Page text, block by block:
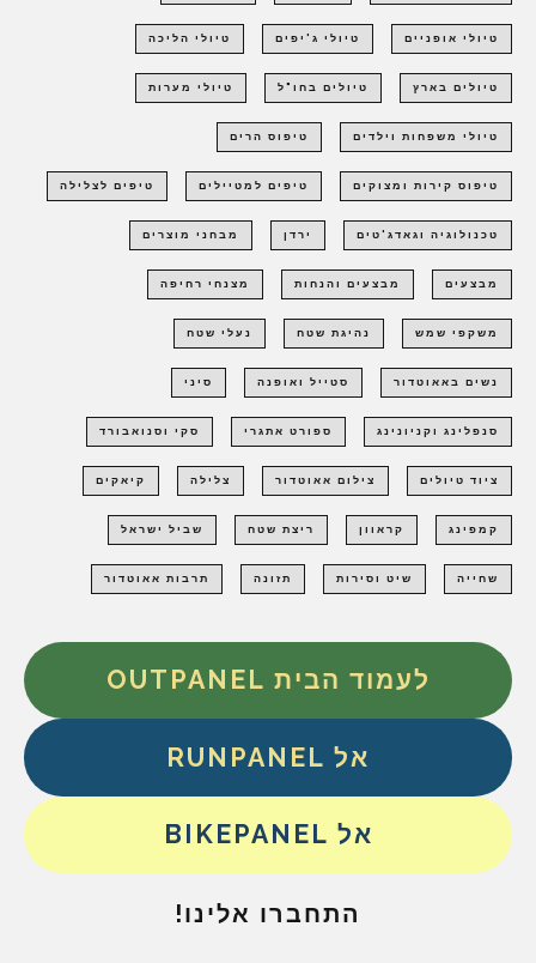
טיולי אופניים טיולי ג'יפים טיולי הליכה
טיולים בארץ טיולים בחו"ל טיולי מערות
טיולי משפחות וילדים טיפוס הרים
טיפוס קירות ומצוקים טיפים למטיילים טיפים לצלילה
טכנולוגיה וגאדג'טים ירדן מבחני מוצרים
מבצעים מבצעים והנחות מצנחי רחיפה
משקפי שמש נהיגת שטח נעלי שטח
נשים באאוטדור סטייל ואופנה סיני
סנפלינג וקניונינג ספורט אתגרי סקי וסנואבורד
ציוד טיולים צילום אאוטדור צלילה קיאקים
קמפינג קראוון ריצת שטח שביל ישראל
שחייה שיט וסירות תזונה תרבות אאוטדור
לעמוד הבית OUTPANEL
אל RUNPANEL
אל BIKEPANEL
התחברו אלינו!